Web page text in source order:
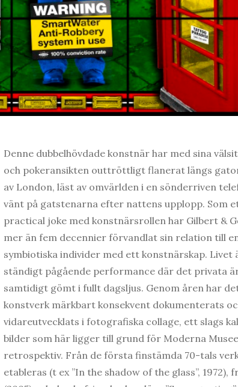
Denne dubbelhövdade konstnär har med sina
och pokeransikten outtröttligt flanerat längs
av London, läst av omvärlden i en sönderriven
vänt på gatstenarna efter nattens upplopp. Som
practical joke med konstnärsrollen har Gilbert &
mer än fem decennier förvandlat sin relation till
symbiotiska individer med ett konstnärskap. Livet
ständigt pågående performance där det privata
samtidigt gömt i fullt dagsljus. Genom åren har
konstverk märkbart konsekvent dokumenterats
vidareutvecklats i fotografiska collage, ett slags
bilder som här ligger till grund för Moderna
retrospektiv. Från de första finstämda 70-tals
etableras (t ex ”In the shadow of the glass”,